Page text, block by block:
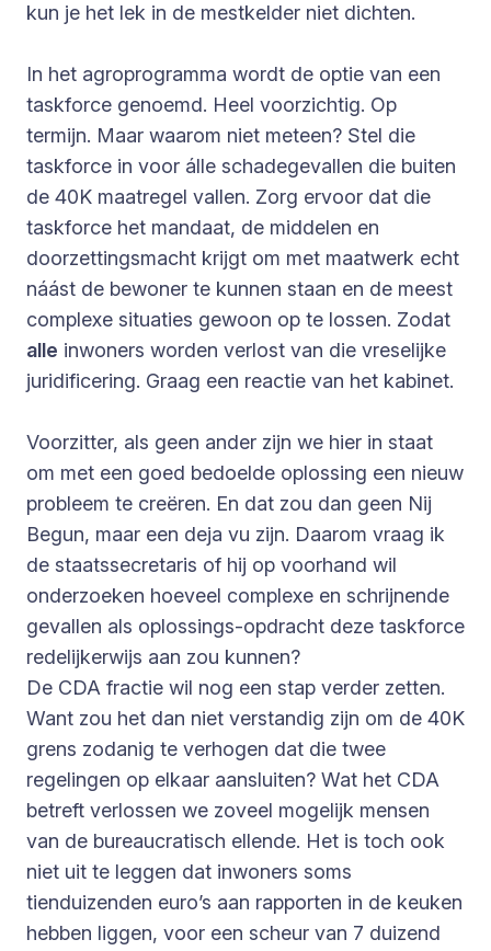
kun je het lek in de mestkelder niet dichten.
In het agroprogramma wordt de optie van een
taskforce genoemd. Heel voorzichtig. Op
termijn. Maar waarom niet meteen? Stel die
taskforce in voor álle schadegevallen die buiten
de 40K maatregel vallen. Zorg ervoor dat die
taskforce het mandaat, de middelen en
doorzettingsmacht krijgt om met maatwerk echt
náást de bewoner te kunnen staan en de meest
complexe situaties gewoon op te lossen. Zodat
alle inwoners worden verlost van die vreselijke
juridificering. Graag een reactie van het kabinet.
Voorzitter, als geen ander zijn we hier in staat
om met een goed bedoelde oplossing een nieuw
probleem te creëren. En dat zou dan geen Nij
Begun, maar een deja vu zijn. Daarom vraag ik
de staatssecretaris of hij op voorhand wil
onderzoeken hoeveel complexe en schrijnende
gevallen als oplossings-opdracht deze taskforce
redelijkerwijs aan zou kunnen?
De CDA fractie wil nog een stap verder zetten.
Want zou het dan niet verstandig zijn om de 40K
grens zodanig te verhogen dat die twee
regelingen op elkaar aansluiten? Wat het CDA
betreft verlossen we zoveel mogelijk mensen
van de bureaucratisch ellende. Het is toch ook
niet uit te leggen dat inwoners soms
tienduizenden euro’s aan rapporten in de keuken
hebben liggen, voor een scheur van 7 duizend